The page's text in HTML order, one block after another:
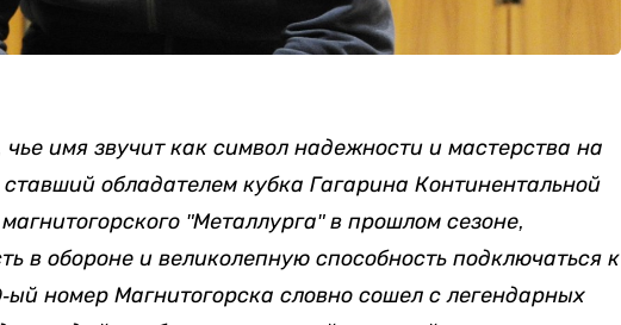
имя звучит как символ надежности и мастерства на
обладателем кубка Гагарина Континентальной
"Металлурга" в прошлом сезоне,
в обороне и великолепную способность подключаться к
номер Магнитогорска словно сошел с легендарных